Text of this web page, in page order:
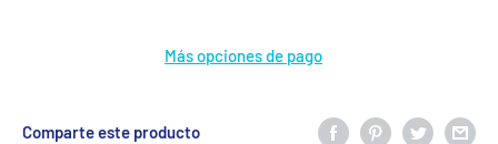
Más opciones de pago
Comparte este producto